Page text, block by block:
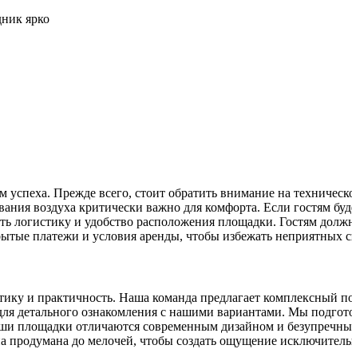
Прежде всего, стоит обратить внимание на
воздуха критически важно для комфорта. Если гостям
логистику и удобство расположения площадки. Гостям
платежи и условия аренды, чтобы избежать неприятных
и практичность. Наша команда предлагает
детального ознакомления с нашими вариантами. Мы
площадки отличаются современным дизайном и
продумана до мелочей, чтобы создать ощущение